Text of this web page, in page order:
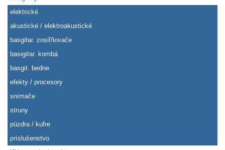
elektrické
akustické / elektroakustické
basgitar. zosiľňovače
basigitar. kombá
basgit. bedne
efekty / procesory
snímače
struny
púzdra / kufre
príslušenstvo